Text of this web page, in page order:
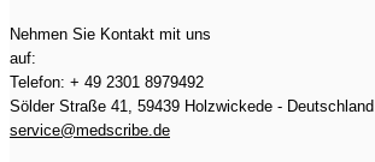
Nehmen Sie Kontakt mit uns
auf:
Telefon: + 49 2301 8979492
Sölder Straße 41, 59439 Holzwickede - Deutschland
service@medscribe.de